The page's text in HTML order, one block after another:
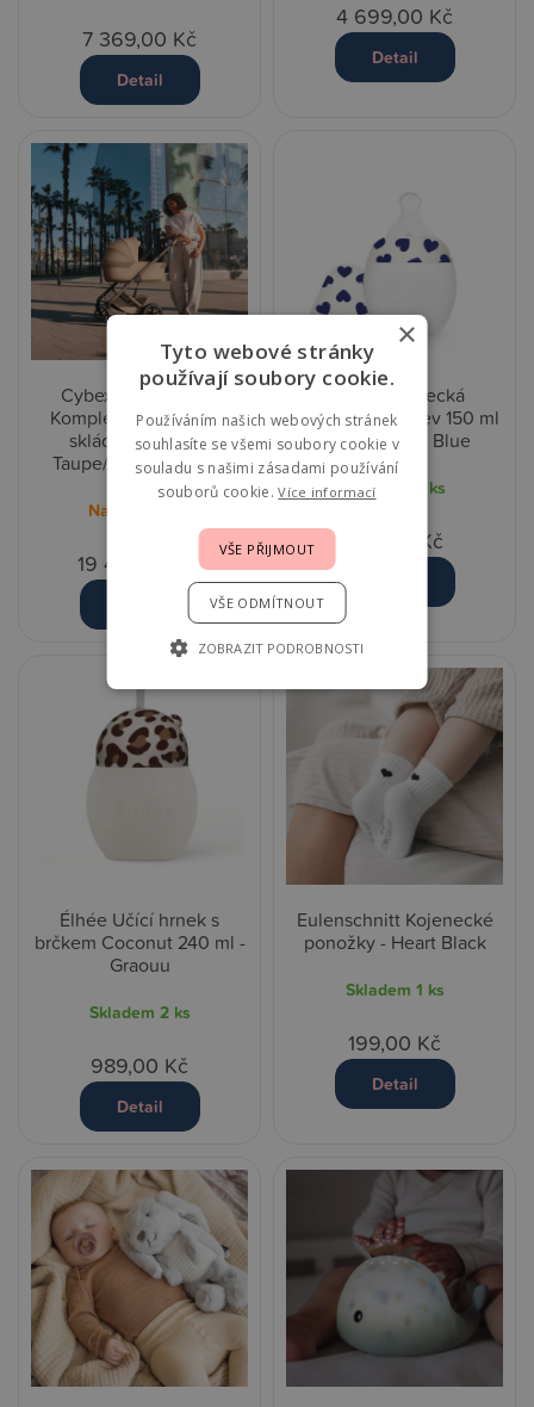
7 369,00 Kč
Detail
4 699,00 Kč
Detail
Cybex Balios S Lux
Kompletní kočárek se
skládací korbou -
Taupe/Almond Beige
Na objednání
19 490,00 Kč
Élhée Kojenecká
antikoliková láhev 150 ml
- Full of Love Blue
Skladem 2 ks
899,00 Kč
Élhée Učící hrnek s
brčkem Coconut 240 ml -
Graouu
Skladem 2 ks
989,00 Kč
Detail
Eulenschnitt Kojenecké
ponožky - Heart Black
Skladem 1 ks
199,00 Kč
Detail
×
Tyto webové stránky
používají soubory cookie.
Používáním našich webových stránek
souhlasíte se všemi soubory cookie v
souladu s našimi zásadami používání
souborů cookie.Více informací
VŠE PŘIJMOUT
VŠE ODMÍTNOUT
ZOBRAZIT PODROBNOSTI